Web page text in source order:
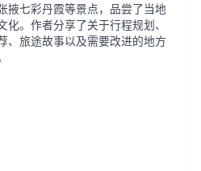
掖七彩丹霞等景点，品尝了当地
化。作者分享了关于行程规划、
、旅途故事以及需要改进的地方